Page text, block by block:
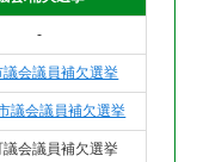
-
議会議員補欠選挙
議会議員補欠選挙
議会議員補欠選挙